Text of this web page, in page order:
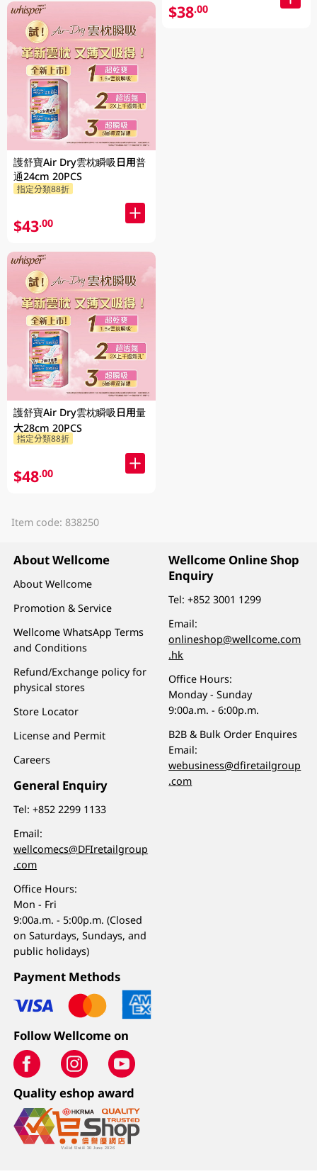
護舒寶Air Dry雲枕瞬吸日用普
通24cm 20PCS
指定分類88折
$43.00
護舒寶Air Dry雲枕瞬吸日用量
大28cm 20PCS
指定分類88折
$48.00
$38.00
Item code: 838250
About Wellcome
About Wellcome
Promotion & Service
Wellcome WhatsApp Terms
and Conditions
Refund/Exchange policy for
physical stores
Store Locator
License and Permit
Careers
General Enquiry
Tel:+852 2299 1133
Email:
wellcomecs@DFIretailgroup
.com
Office Hours:
Mon - Fri
9:00a.m. - 5:00p.m. (Closed
on Saturdays, Sundays, and
public holidays)
Wellcome Online Shop
Enquiry
Tel:+852 3001 1299
Email:
onlineshop@wellcome.com
.hk
Office Hours:
Monday - Sunday
9:00a.m. - 6:00p.m.
B2B & Bulk Order Enquires
Email:
webusiness@dfiretailgroup
.com
Payment Methods
Follow Wellcome on
Quality eshop award